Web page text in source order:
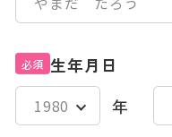
必須 生年月日
年